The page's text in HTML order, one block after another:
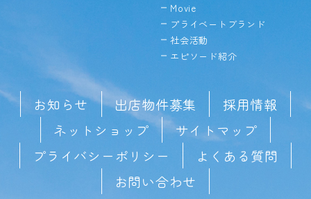
Movie
プライベートブランド
社会活動
エピソード紹介
お知らせ 出店物件募集
採用情報
ネットショップ
サイトマップ
プライバシーポリシー
よくある質問
お問い合わせ